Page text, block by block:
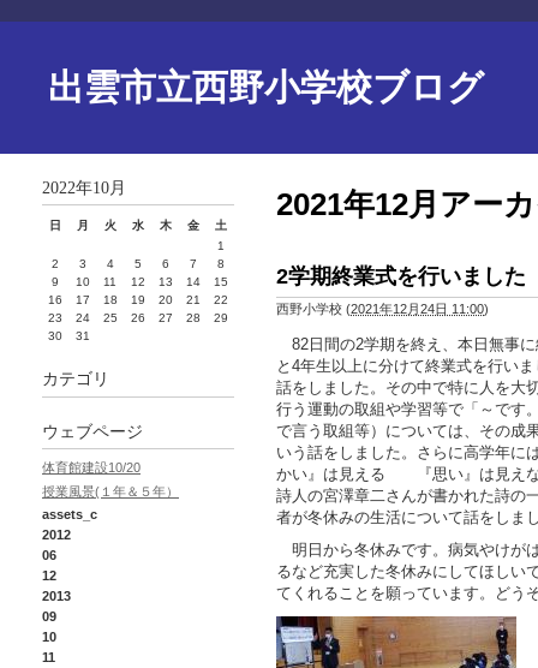
出雲市立西野小学校ブログ
2021年12月アー
2学期終業式を行いました
西野小学校 (2021年12月24日 11:00)
82日間の2学期を終え、本日無事
と4年生以上に分けて終業式を行い
話をしました。その中で特に人を大
行う運動の取組や学習等で「～です
で言う取組等）については、その成
いう話をしました。さらに高学年に
かい』は見える 『思い』は見えな
詩人の宮澤章二さんが書かれた詩の
者が冬休みの生活について話をしま
明日から冬休みです。病気やけが
るなど充実した冬休みにしてほしい
てくれることを願っています。どう
2022年10月
日 月 火 水 木 金
土
1
2
3 4 5 6 7
8
9
10 11 12 13 14
15
16
17 18 19 20 21
22
23
24 25 26 27 28
29
30
31
カテゴリ
ウェブページ
体育館建設10/20
授業風景(１年＆５年）
assets_c
2012
06
12
2013
09
10
11